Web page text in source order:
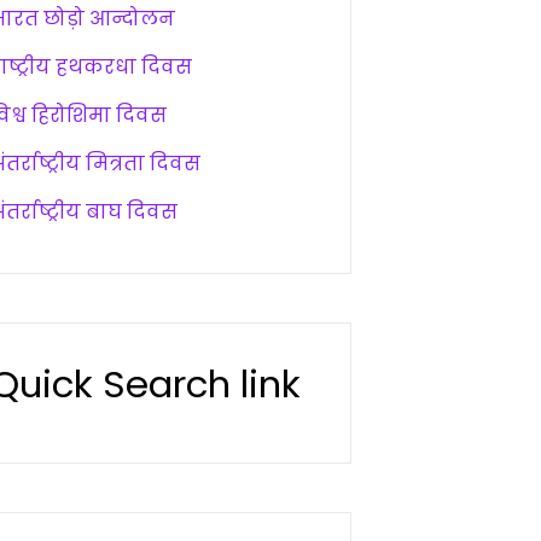
छोड़ो आन्दोलन
हथकरधा दिवस
हिरोशिमा दिवस
मित्रता दिवस
बाघ दिवस
Search link